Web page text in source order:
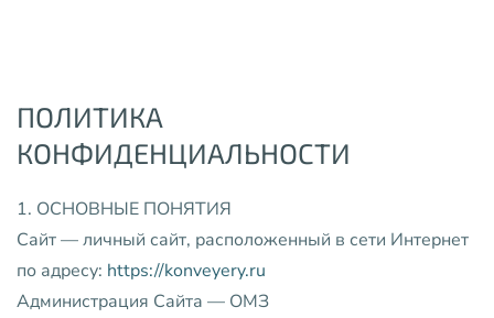
ПОЛИТИКА
КОНФИДЕНЦИАЛЬНОСТИ
1. ОСНОВНЫЕ ПОНЯТИЯ
Сайт — личный сайт, расположенный в сети Интернет
по адресу: https://konveyery.ru
Администрация Сайта — ОМЗ